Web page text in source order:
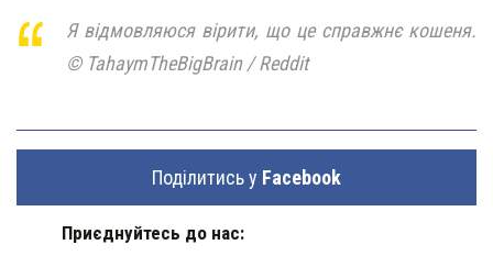
Я відмовляюся вірити, що це справжнє кошеня.
© TahaymTheBigBrain / Reddit
Поділитись у Facebook
Приєднуйтесь до нас: